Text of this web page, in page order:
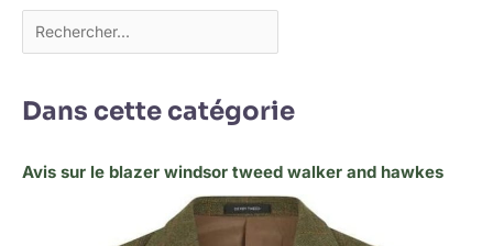
Dans cette catégorie
Avis sur le blazer windsor tweed walker and hawkes